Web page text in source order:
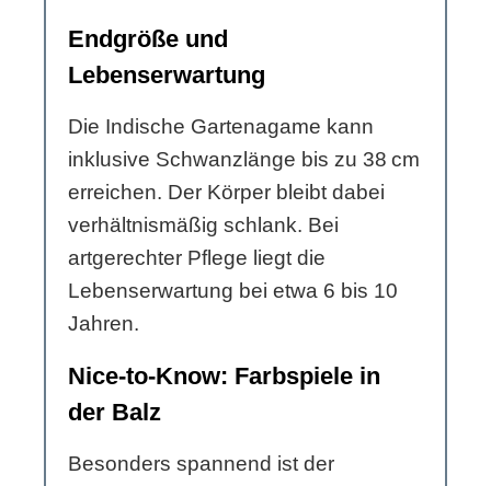
Endgröße und
Lebenserwartung
Die Indische Gartenagame kann
inklusive Schwanzlänge bis zu 38 cm
erreichen. Der Körper bleibt dabei
verhältnismäßig schlank. Bei
artgerechter Pflege liegt die
Lebenserwartung bei etwa 6 bis 10
Jahren.
Nice-to-Know: Farbspiele in
der Balz
Besonders spannend ist der